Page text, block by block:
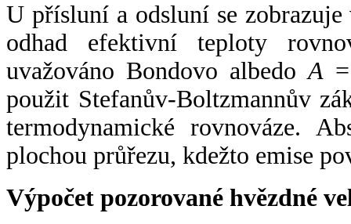
U přísluní a odsluní se
odhad efektivní teploty
uvažováno Bondovo albedoA
použit Stefanův-Boltzmannův
termodynamické rovnováze.
plochou průřezu, kdežto emise
Výpočet pozorované hvězdné